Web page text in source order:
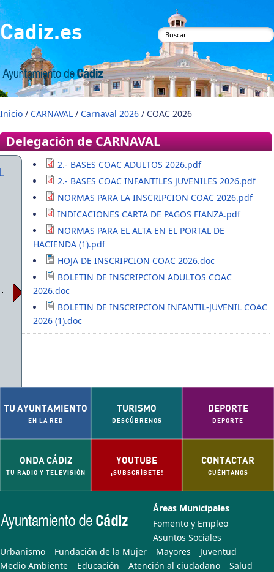
Pasar al contenido principal
Cadiz.es
Formulario de
búsqueda
Inicio / CARNAVAL / Carnaval 2026 / COAC 2026
Delegación de CARNAVAL
2.- BASES COAC ADULTOS 2026.pdf
2.- BASES COAC INFANTILES JUVENILES 2026.pdf
NORMAS PARA LA INSCRIPCION COAC 2026.pdf
INDICACIONES CARTA DE PAGOS FIANZA.pdf
NORMAS PARA EL ALTA EN EL PORTAL DE
HACIENDA (1).pdf
HOJA DE INSCRIPCION COAC 2026.doc
BOLETIN DE INSCRIPCION ADULTOS COAC
2026.doc
BOLETIN DE INSCRIPCION INFANTIL-JUVENIL COAC
2026 (1).doc
TU AYUNTAMIENTO
EN LA RED
TURISMO
DESCÚBRENOS
DEPORTE
DEPORTE
ONDA CÁDIZ
TU RADIO Y TELEVISIÓN
YOUTUBE
¡SUBSCRÍBETE!
CONTACTAR
CUÉNTANOS
Áreas Municipales
Fomento y Empleo
Asuntos Sociales
Urbanismo
Fundación de la Mujer Mayores
Juventud
Medio Ambiente
Educación Atención al ciudadano
Salud